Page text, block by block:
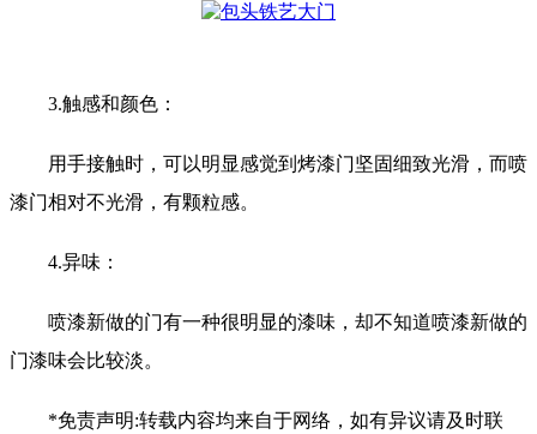
3.触感和颜色：
用手接触时，可以明显感觉到烤漆门坚固细致光滑，而喷
漆门相对不光滑，有颗粒感。
4.异味：
喷漆新做的门有一种很明显的漆味，却不知道喷漆新做的
门漆味会比较淡。
*免责声明:转载内容均来自于网络，如有异议请及时联